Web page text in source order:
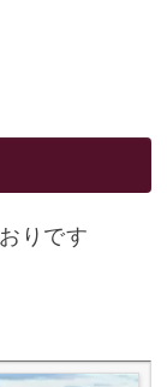
りです